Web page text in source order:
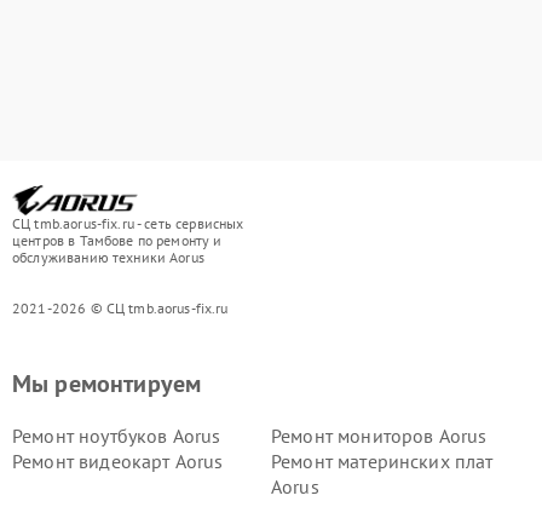
СЦ tmb.aorus-fix.ru - сеть сервисных
центров в Тамбове по ремонту и
обслуживанию техники Aorus
2021-2026 © СЦ tmb.aorus-fix.ru
Мы ремонтируем
Ремонт ноутбуков Aorus
Ремонт мониторов Aorus
Ремонт видеокарт Aorus
Ремонт материнских плат
Aorus